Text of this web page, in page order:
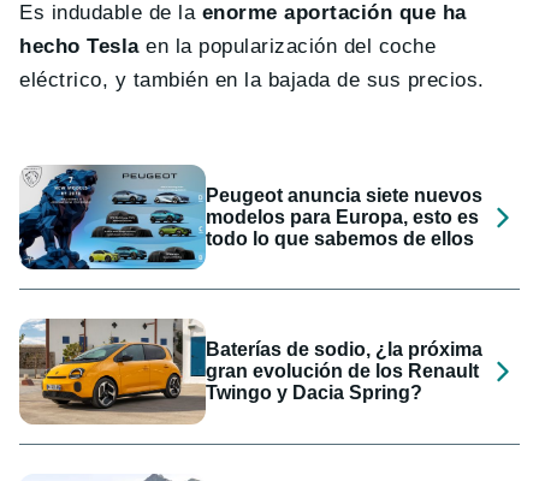
Es indudable de laenorme aportación que ha
hecho Teslaen la popularización del coche
eléctrico, y también en la bajada de sus precios.
Peugeot anuncia siete nuevos
modelos para Europa, esto es
todo lo que sabemos de ellos
Baterías de sodio, ¿la próxima
gran evolución de los Renault
Twingo y Dacia Spring?